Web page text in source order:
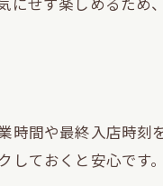
嬉しい円山町のシ
用したい落ち着くシー
も最適なシーシャ
安心できるシーシャ
間や最終入店時
ておくと安心です。